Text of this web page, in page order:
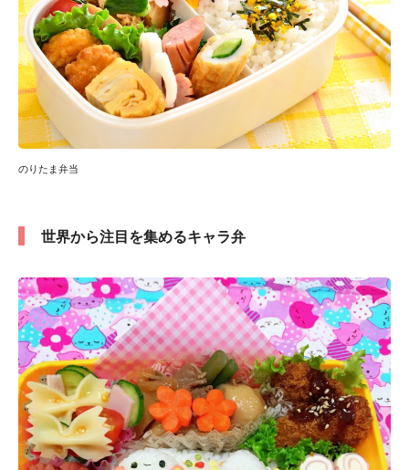
のりたま弁当
世界から注目を集めるキャラ弁